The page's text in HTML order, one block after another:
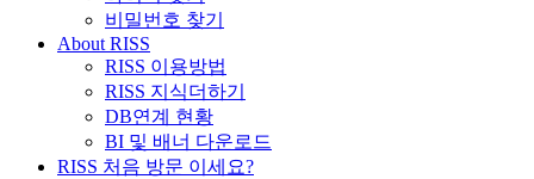
비밀번호 찾기
About RISS
RISS 이용방법
RISS 지식더하기
DB연계 현황
BI 및 배너 다운로드
RISS 처음 방문 이세요?